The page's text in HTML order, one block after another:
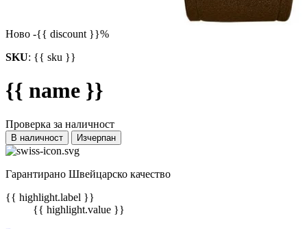
Ново -{{ discount }}%
SKU: {{ sku }}
{{ name }}
Проверка за наличност
В наличност Изчерпан
Гарантирано Швейцарско качество
{{ highlight.label }}
{{ highlight.value }}